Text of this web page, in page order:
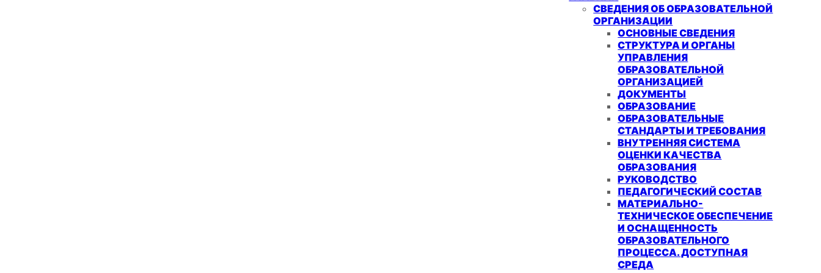
СВЕДЕНИЯ ОБ ОБРАЗОВАТЕЛЬНОЙ
ОРГАНИЗАЦИИ
ОСНОВНЫЕ СВЕДЕНИЯ
СТРУКТУРА И ОРГАНЫ
УПРАВЛЕНИЯ
ОБРАЗОВАТЕЛЬНОЙ
ОРГАНИЗАЦИЕЙ
ДОКУМЕНТЫ
ОБРАЗОВАНИЕ
ОБРАЗОВАТЕЛЬНЫЕ
СТАНДАРТЫ И ТРЕБОВАНИЯ
ВНУТРЕННЯЯ СИСТЕМА
ОЦЕНКИ КАЧЕСТВА
ОБРАЗОВАНИЯ
РУКОВОДСТВО
ПЕДАГОГИЧЕСКИЙ СОСТАВ
МАТЕРИАЛЬНО-
ТЕХНИЧЕСКОЕ ОБЕСПЕЧЕНИЕ
И ОСНАЩЕННОСТЬ
ОБРАЗОВАТЕЛЬНОГО
ПРОЦЕССА. ДОСТУПНАЯ
СРЕДА